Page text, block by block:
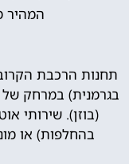
המהיר
(בוזן). שירותי
בהחלפות) או